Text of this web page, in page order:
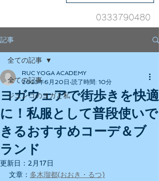
0333790480
記事
全ての記事
ジュンコのヨガと私
全ての記事
ヨガウェアで街歩きを快適
に！私服として普段使いで
きるおすすめコーデ＆ブ
ランド
RUC YOGA ACADEMY
2023年6月20日 読了時間: 10分
更新日： 2月17日
文章： 多木瑠都(おおき・るつ)